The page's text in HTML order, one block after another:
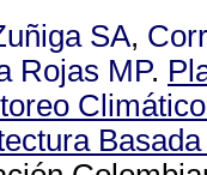
SA,
Rojas MP.